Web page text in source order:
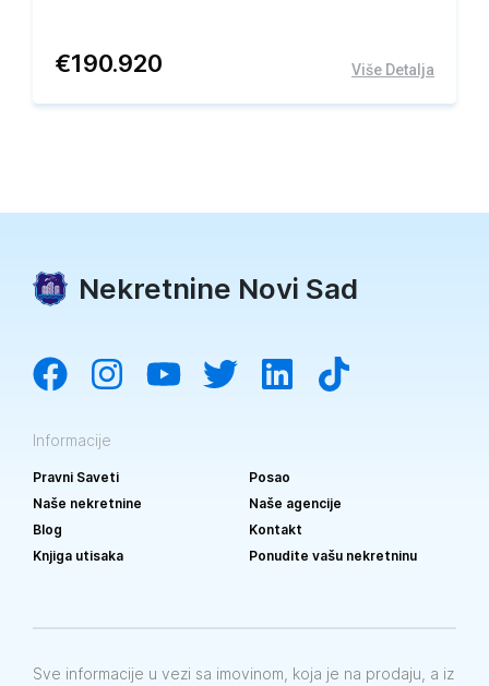
€190.920 Više Detalja
Nekretnine Novi Sad
Informacije
Pravni Saveti
Posao
Naše nekretnine
Naše agencije
Blog
Kontakt
Knjiga utisaka
Ponudite vašu nekretninu
Sve informacije u vezi sa imovinom, koja je na prodaju, a iz